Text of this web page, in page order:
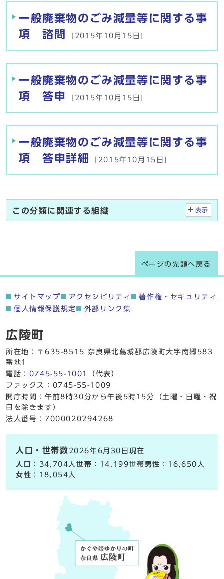
一般廃棄物のごみ減量等に関する事
項 諮問
[2015年10月15日]
一般廃棄物のごみ減量等に関する事
項 答申
[2015年10月15日]
一般廃棄物のごみ減量等に関する事
項 答申詳細
[2015年10月15日]
この分類に関連する組織 表示
ページの先頭へ戻る
サイトマップ アクセシビリティ
著作権・セキュリティ
個人情報保護規定
外部リンク集
広陵町
所在地：〒635-8515 奈良県北葛城郡広陵町大字南郷583
番地1
電話： 0745-55-1001
（代表）
ファックス：0745-55-1009
開庁時間：午前8時30分から午後5時15分（土曜・日曜・祝
日を除きます）
法人番号：7000020294268
人口・世帯数 2026年6月30日現在
人口
：34,704人世帯 ：14,199世帯男性 ：16,650人
女性 ：18,054人